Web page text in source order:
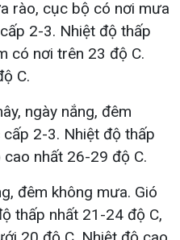
rào, cục bộ có nơi mưa
2-3. Nhiệt độ thấp
có nơi trên 23 độ C.
C.
ngày nắng, đêm
2-3. Nhiệt độ thấp
nhất 26-29 độ C.
đêm không mưa. Gió
thấp nhất 21-24 độ C,